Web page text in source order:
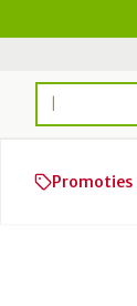
Product,
Promoties